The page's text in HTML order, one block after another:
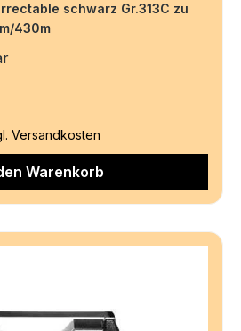
schwarz Gr.313C zu
430m
Versandkosten
Warenkorb